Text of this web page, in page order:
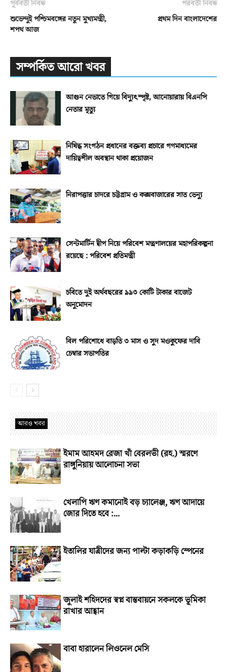
পূর্ববর্তী নিবন্ধ
শুভেন্দুই পশ্চিমবঙ্গের নতুন মুখ্যমন্ত্রী,
শপথ আজ
পরবর্তী নিবন্ধ
প্রথম দিন বাংলাদেশের
সম্পর্কিত আরো খবর
আগুন নেভাতে গিয়ে বিদ্যুৎস্পৃষ্ট, আনোয়ারায় বিএনপি
নেতার মৃত্যু
নিষিদ্ধ সংগঠন প্রধানের বক্তব্য প্রচারে গণমাধ্যমের
দায়িত্বশীল অবস্থান থাকা প্রয়োজন
নিরাপত্তার চাদরে চট্টগ্রাম ও কক্সবাজারের সাত ভেন্যু
সেন্টমার্টিন দ্বীপ নিয়ে পরিবেশ মন্ত্রণালয়ের মহাপরিকল্পনা
রয়েছে : পরিবেশ প্রতিমন্ত্রী
চবিতে দুই অর্থবছরের ৯৯৩ কোটি টাকার বাজেট
অনুমোদন
বিল পরিশোধে বাড়তি ৩ মাস ও সুদ মওকুফের দাবি
চেম্বার সভাপতির
আরও খবর
ইমাম আহমদ রেজা খাঁ বেরলভী (রহ.) স্মরণে
রাঙ্গুনিয়ায় আলোচনা সভা
খেলাপি ঋণ কমানোই বড় চ্যালেঞ্জ, ঋণ আদায়ে
জোর দিতে হবে :...
ইতালির যাত্রীদের জন্য পাল্টা কড়াকড়ি স্পেনের
জুলাই শহিদদের স্বপ্ন বাস্তবায়নে সকলকে ভূমিকা
রাখার আহ্বান
বাবা হারালেন লিওনেল মেসি